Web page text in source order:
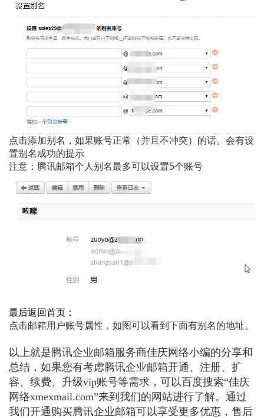
点击添加别名，如果账号正常（并且不冲突）的话。会有设
置别名成功的提示
注意：腾讯邮箱个人别名最多可以设置5个账号
最后返回首页：
点击邮箱用户账号属性，如图可以看到下面有别名的地址。
以上就是腾讯企业邮箱服务商佳庆网络小编的分享和
总结，如果您有考虑腾讯企业邮箱开通、注册、扩
容、续费、升级vip账号等需求，可以百度搜索“佳庆
网络xmexmail.com”来到我们的网站进行了解。通过
我们开通购买腾讯企业邮箱可以享受更多优惠，售后